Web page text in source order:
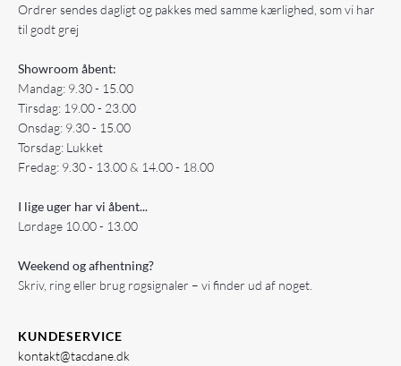
Ordrer sendes dagligt og pakkes med samme kærlighed, som vi har
til godt grej
Showroom åbent:
Mandag: 9.30 - 15.00
Tirsdag: 19.00 - 23.00
Onsdag: 9.30 - 15.00
Torsdag: Lukket
Fredag: 9.30 - 13.00 & 14.00 - 18.00
I lige uger har vi åbent...
Lørdage 10.00 - 13.00
Weekend og afhentning?
Skriv, ring eller brug røgsignaler – vi finder ud af noget.
KUNDESERVICE
kontakt@tacdane.dk